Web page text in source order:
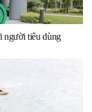
người tiêu dùng